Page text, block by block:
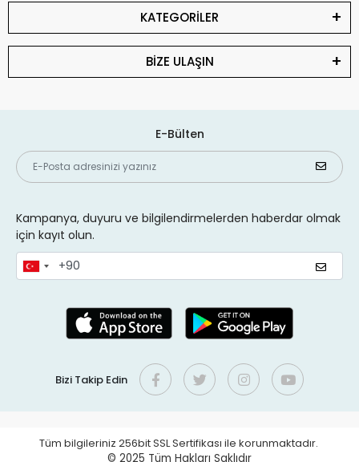
KATEGORİLER
BİZE ULAŞIN
E-Bülten
Kampanya, duyuru ve bilgilendirmelerden haberdar olmak
için kayıt olun.
Bizi Takip Edin
Tüm bilgileriniz 256bit SSL Sertifikası ile korunmaktadır.
© 2025 Tüm Hakları Saklıdır